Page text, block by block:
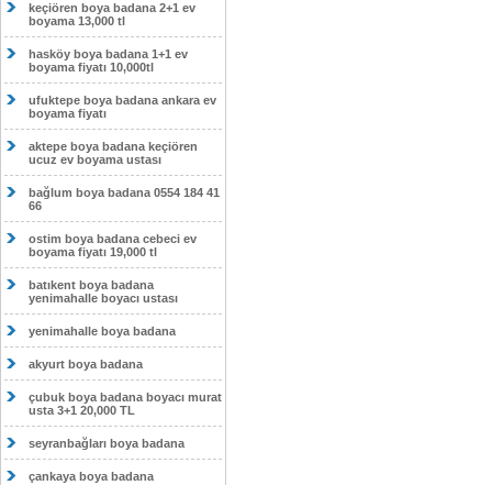
keçiören boya badana 2+1 ev
boyama 13,000 tl
hasköy boya badana 1+1 ev
boyama fiyatı 10,000tl
ufuktepe boya badana ankara ev
boyama fiyatı
aktepe boya badana keçiören
ucuz ev boyama ustası
bağlum boya badana 0554 184 41
66
ostim boya badana cebeci ev
boyama fiyatı 19,000 tl
batıkent boya badana
yenimahalle boyacı ustası
yenimahalle boya badana
akyurt boya badana
çubuk boya badana boyacı murat
usta 3+1 20,000 TL
seyranbağları boya badana
çankaya boya badana